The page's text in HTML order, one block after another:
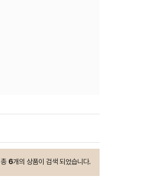
총 6개의 상품이 검색 되었습니다.